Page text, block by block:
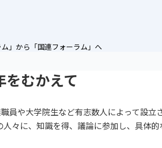
」から「国連フォーラム」へ
をむかえて
員や大学院生など有志数人によって設立
々に、知識を得、議論に参加し、具体